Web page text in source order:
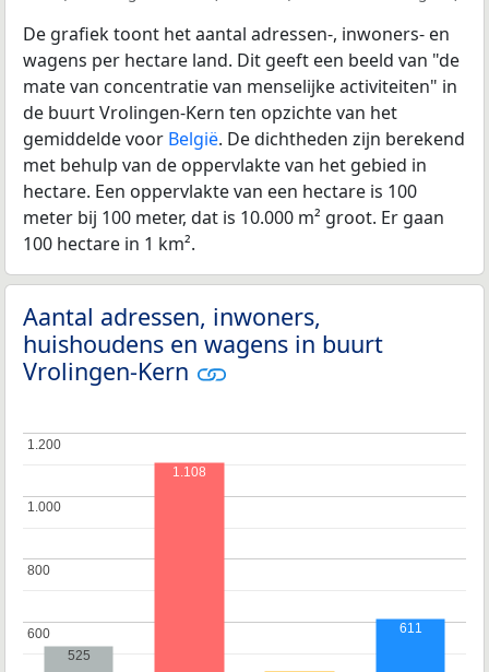
De grafiek toont het aantal adressen-, inwoners- en
wagens per hectare land. Dit geeft een beeld van "de
mate van concentratie van menselijke activiteiten" in
de buurt Vrolingen-Kern ten opzichte van het
gemiddelde voor België. De dichtheden zijn berekend
met behulp van de oppervlakte van het gebied in
hectare. Een oppervlakte van een hectare is 100
meter bij 100 meter, dat is 10.000 m² groot. Er gaan
100 hectare in 1 km².
Aantal adressen, inwoners,
huishoudens en wagens in buurt
Vrolingen-Kern
600
600
800
800
1.000
1.000
1.200
1.200
525
1.108
611